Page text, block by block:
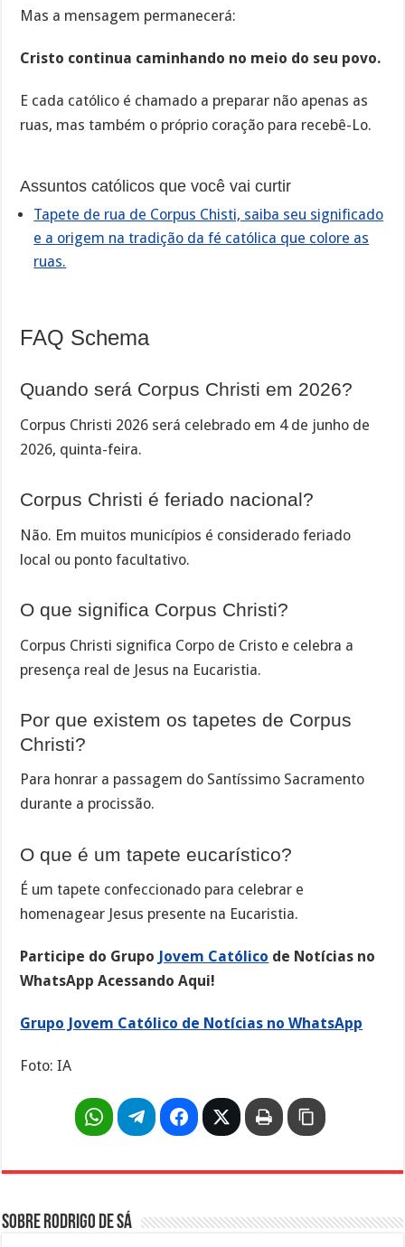
Mas a mensagem permanecerá:
Cristo continua caminhando no meio do seu povo.
E cada católico é chamado a preparar não apenas as
ruas, mas também o próprio coração para recebê-Lo.
Assuntos católicos que você vai curtir
Tapete de rua de Corpus Chisti, saiba seu significado
e a origem na tradição da fé católica que colore as
ruas.
FAQ Schema
Quando será Corpus Christi em 2026?
Corpus Christi 2026 será celebrado em 4 de junho de
2026, quinta-feira.
Corpus Christi é feriado nacional?
Não. Em muitos municípios é considerado feriado
local ou ponto facultativo.
O que significa Corpus Christi?
Corpus Christi significa Corpo de Cristo e celebra a
presença real de Jesus na Eucaristia.
Por que existem os tapetes de Corpus
Christi?
Para honrar a passagem do Santíssimo Sacramento
durante a procissão.
O que é um tapete eucarístico?
É um tapete confeccionado para celebrar e
homenagear Jesus presente na Eucaristia.
Participe do Grupo Jovem Católico de Notícias no
WhatsApp Acessando Aqui!
Grupo Jovem Católico de Notícias no WhatsApp
Foto: IA
Sobre Rodrigo de Sá